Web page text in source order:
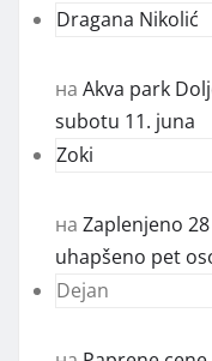
Dragana Nikolić
на Akva park
subotu 11. juna
Zoki
на Zaplenjeno
uhapšeno pet
Dejan